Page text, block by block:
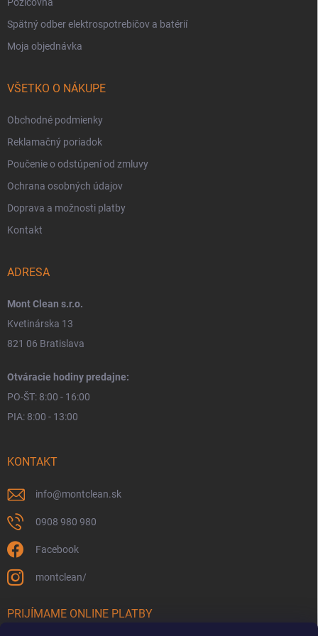
Požičovňa
Spätný odber elektrospotrebičov a batérií
Moja objednávka
VŠETKO O NÁKUPE
Obchodné podmienky
Reklamačný poriadok
Poučenie o odstúpení od zmluvy
Ochrana osobných údajov
Doprava a možnosti platby
Kontakt
ADRESA
Mont Clean s.r.o.
Kvetinárska 13
821 06 Bratislava
Otváracie hodiny predajne:
PO-ŠT: 8:00 - 16:00
PIA: 8:00 - 13:00
KONTAKT
info@montclean.sk
0908 980 980
Facebook
montclean/
PRIJÍMAME ONLINE PLATBY